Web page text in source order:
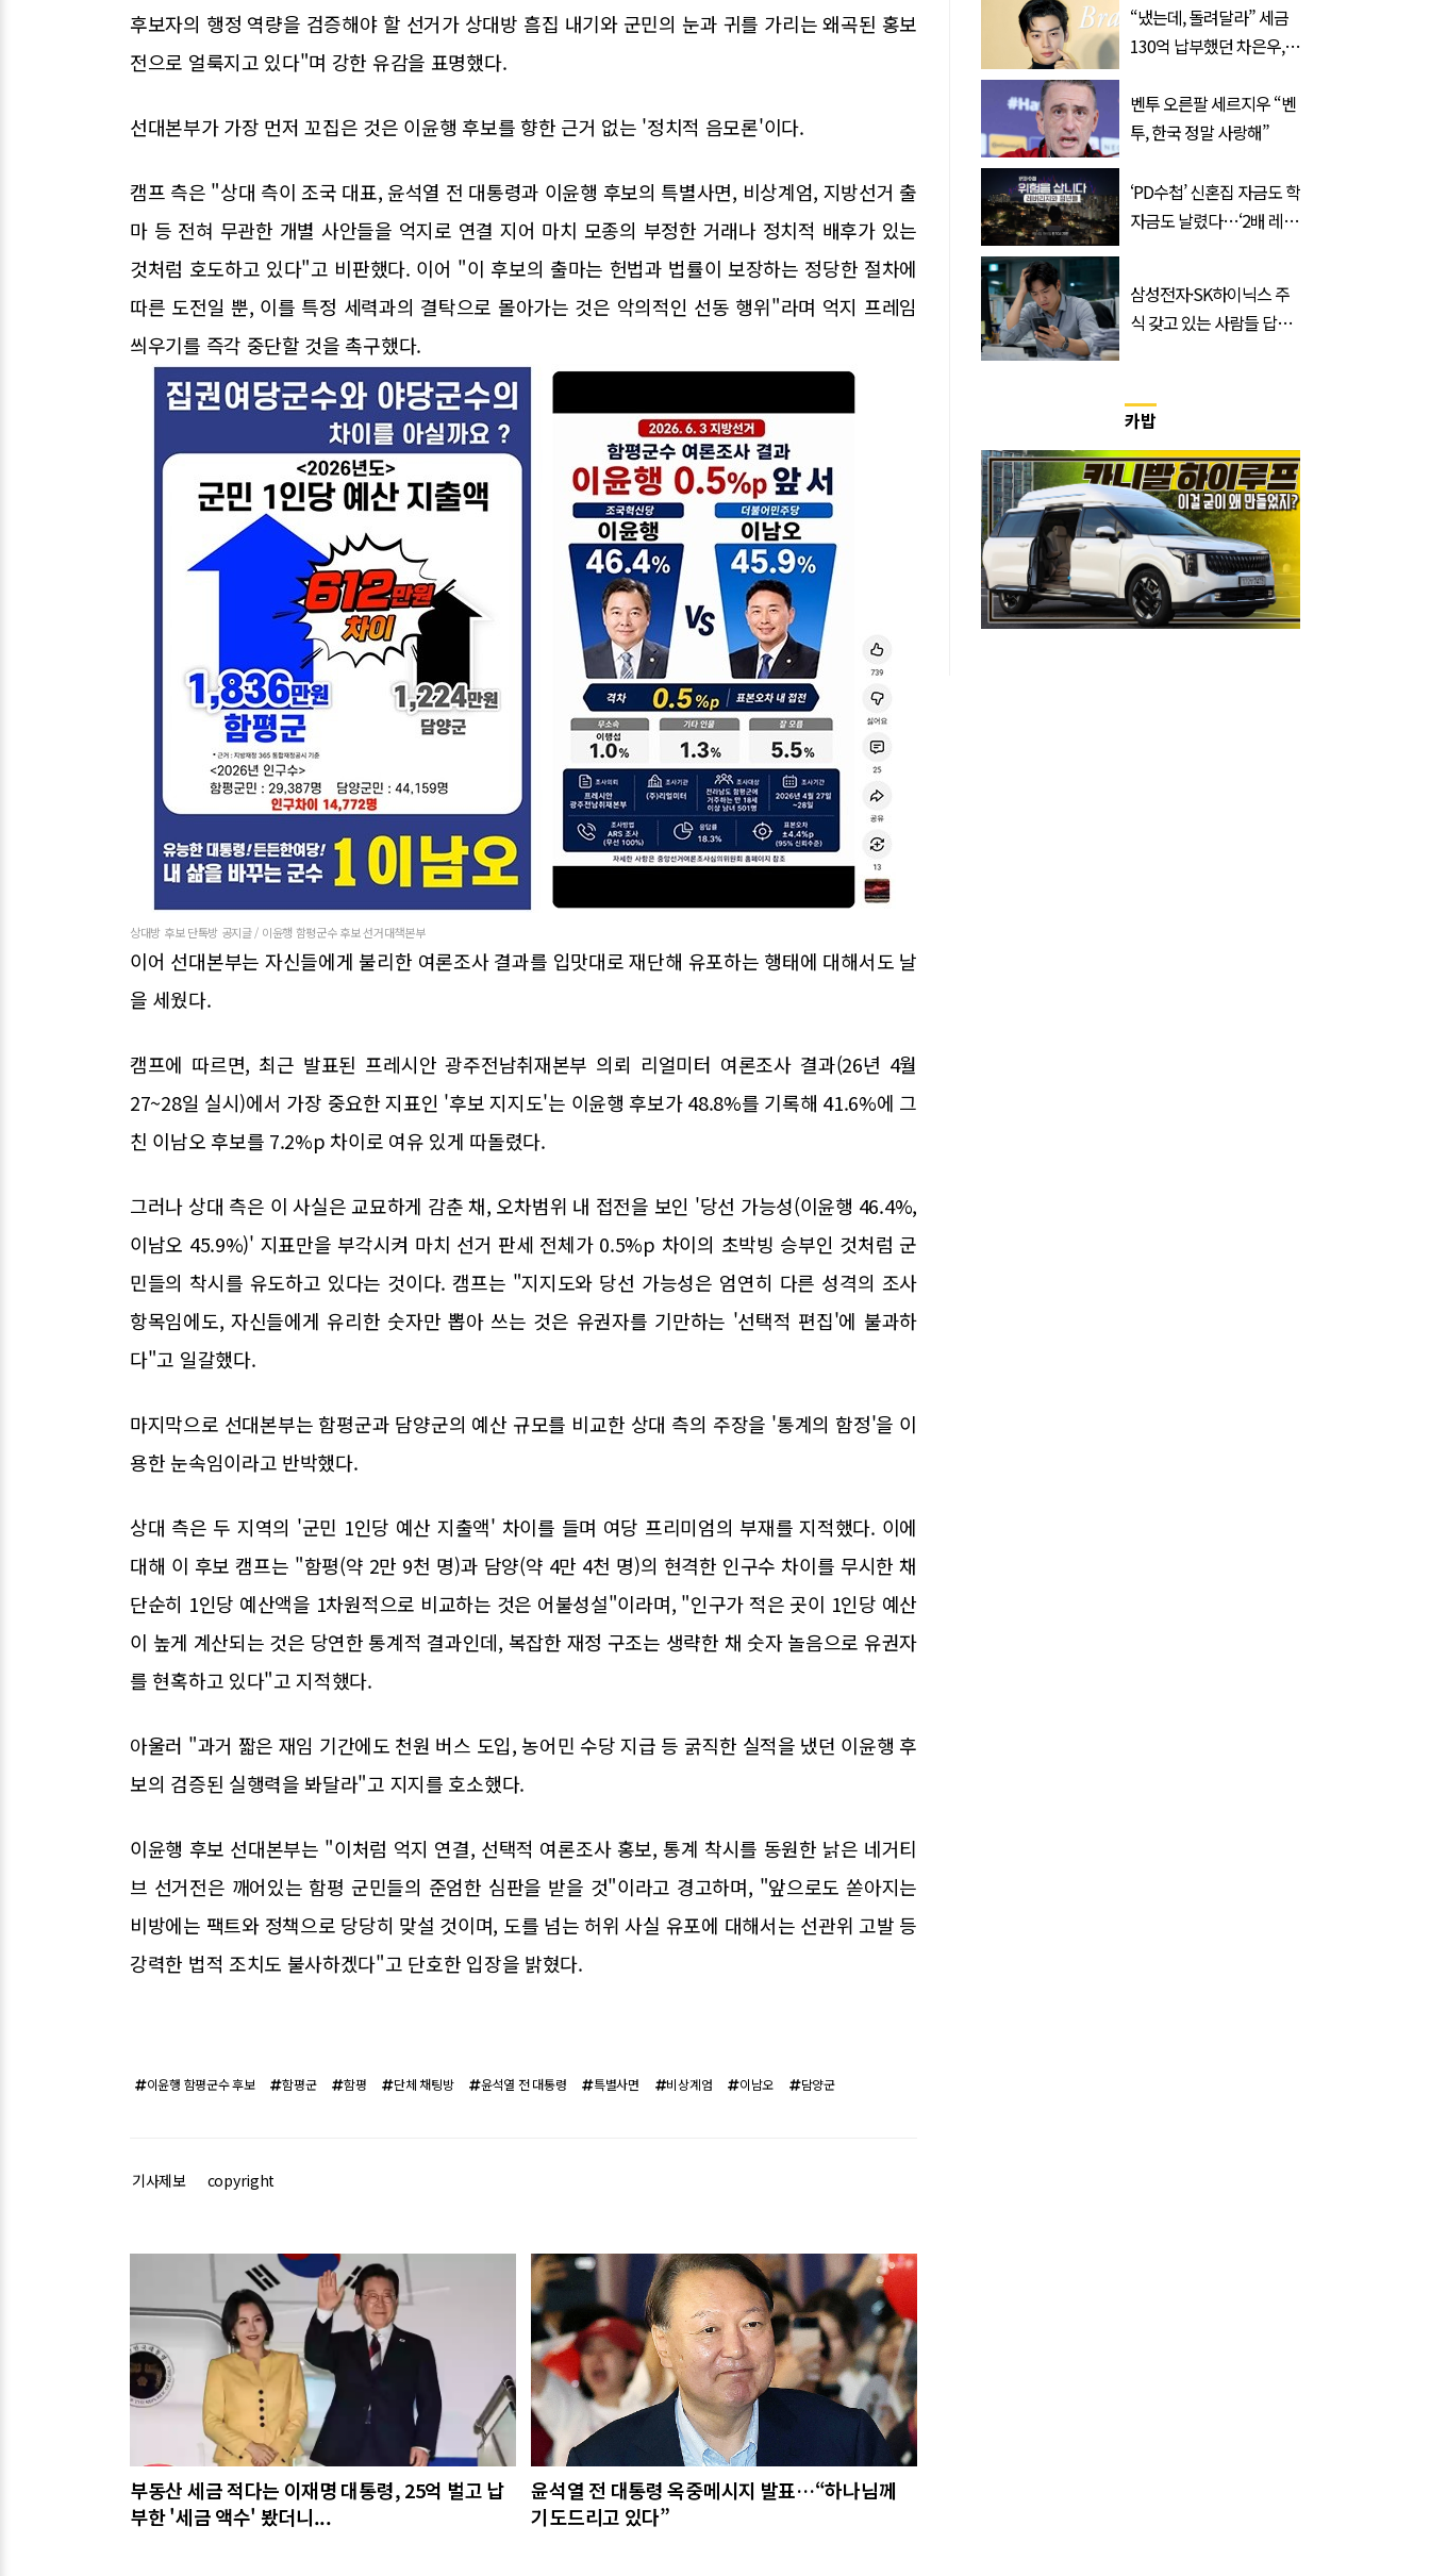
후보자의 행정 역량을 검증해야 할 선거가 상대방 흠집 내기와 군민의 눈과 귀를 가리는 왜곡된 홍보
전으로 얼룩지고 있다"며 강한 유감을 표명했다.
선대본부가 가장 먼저 꼬집은 것은 이윤행 후보를 향한 근거 없는 '정치적 음모론'이다.
캠프 측은 "상대 측이 조국 대표, 윤석열 전 대통령과 이윤행 후보의 특별사면, 비상계엄, 지방선거 출
마 등 전혀 무관한 개별 사안들을 억지로 연결 지어 마치 모종의 부정한 거래나 정치적 배후가 있는
것처럼 호도하고 있다"고 비판했다. 이어 "이 후보의 출마는 헌법과 법률이 보장하는 정당한 절차에
따른 도전일 뿐, 이를 특정 세력과의 결탁으로 몰아가는 것은 악의적인 선동 행위"라며 억지 프레임
씌우기를 즉각 중단할 것을 촉구했다.
상대방 후보 단톡방 공지글 / 이윤행 함평군수 후보 선거대책본부
이어 선대본부는 자신들에게 불리한 여론조사 결과를 입맛대로 재단해 유포하는 행태에 대해서도 날
을 세웠다.
캠프에 따르면, 최근 발표된 프레시안 광주전남취재본부 의뢰 리얼미터 여론조사 결과(26년 4월
27~28일 실시)에서 가장 중요한 지표인 '후보 지지도'는 이윤행 후보가 48.8%를 기록해 41.6%에 그
친 이남오 후보를 7.2%p 차이로 여유 있게 따돌렸다.
그러나 상대 측은 이 사실은 교묘하게 감춘 채, 오차범위 내 접전을 보인 '당선 가능성(이윤행 46.4%,
이남오 45.9%)' 지표만을 부각시켜 마치 선거 판세 전체가 0.5%p 차이의 초박빙 승부인 것처럼 군
민들의 착시를 유도하고 있다는 것이다. 캠프는 "지지도와 당선 가능성은 엄연히 다른 성격의 조사
항목임에도, 자신들에게 유리한 숫자만 뽑아 쓰는 것은 유권자를 기만하는 '선택적 편집'에 불과하
다"고 일갈했다.
마지막으로 선대본부는 함평군과 담양군의 예산 규모를 비교한 상대 측의 주장을 '통계의 함정'을 이
용한 눈속임이라고 반박했다.
상대 측은 두 지역의 '군민 1인당 예산 지출액' 차이를 들며 여당 프리미엄의 부재를 지적했다. 이에
대해 이 후보 캠프는 "함평(약 2만 9천 명)과 담양(약 4만 4천 명)의 현격한 인구수 차이를 무시한 채
단순히 1인당 예산액을 1차원적으로 비교하는 것은 어불성설"이라며, "인구가 적은 곳이 1인당 예산
이 높게 계산되는 것은 당연한 통계적 결과인데, 복잡한 재정 구조는 생략한 채 숫자 놀음으로 유권자
를 현혹하고 있다"고 지적했다.
아울러 "과거 짧은 재임 기간에도 천원 버스 도입, 농어민 수당 지급 등 굵직한 실적을 냈던 이윤행 후
보의 검증된 실행력을 봐달라"고 지지를 호소했다.
이윤행 후보 선대본부는 "이처럼 억지 연결, 선택적 여론조사 홍보, 통계 착시를 동원한 낡은 네거티
브 선거전은 깨어있는 함평 군민들의 준엄한 심판을 받을 것"이라고 경고하며, "앞으로도 쏟아지는
비방에는 팩트와 정책으로 당당히 맞설 것이며, 도를 넘는 허위 사실 유포에 대해서는 선관위 고발 등
강력한 법적 조치도 불사하겠다"고 단호한 입장을 밝혔다.
이윤행 함평군수 후보 함평군 함평 단체 채팅방 윤석열 전 대통령 특별사면 비상계엄 이남오 담양군
기사제보 copyright
관련기사
부동산 세금 적다는 이재명 대통령, 25억 벌고 납
부한 '세금 액수' 봤더니...
윤석열 전 대통령 옥중메시지 발표…“하나님께
기도드리고 있다”
“냈는데, 돌려달라” 세금
130억 납부했던 차은우,
벤투 오른팔 세르지우 “벤
투, 한국 정말 사랑해”
‘PD수첩’ 신혼집 자금도 학
자금도 날렸다…‘2배 레버
삼성전자·SK하이닉스 주
식 갖고 있는 사람들 답답
카밥